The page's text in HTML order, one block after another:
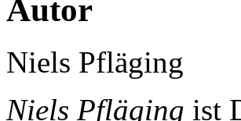
Autor
Niels Pfläging
Niels Pfläging ist